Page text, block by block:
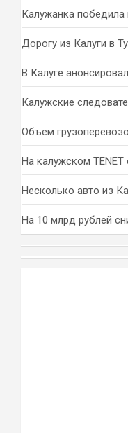
Калужанка победила
Дорогу из Калуги в
В Калуге
Калужские
Объем
На калужском
Несколько авто из
На 10 млрд рублей